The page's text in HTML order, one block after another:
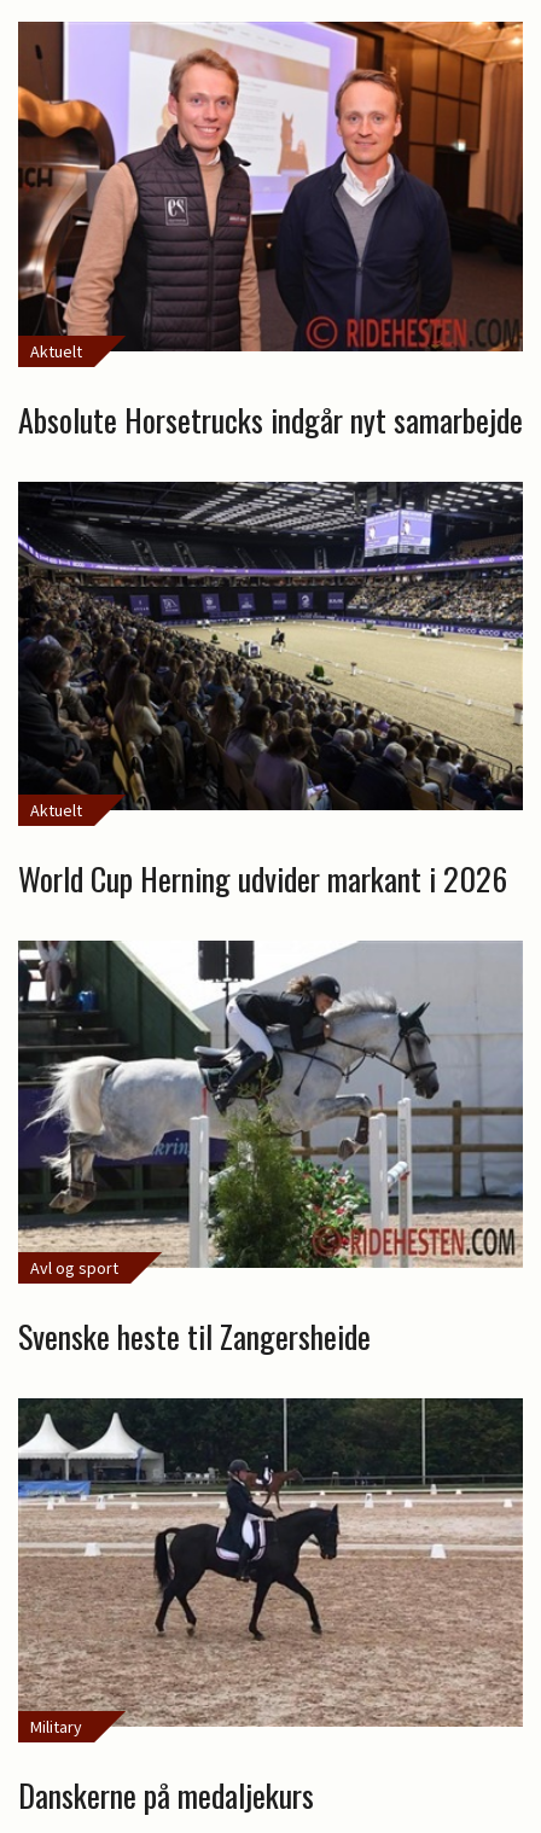
Aktuelt
Absolute Horsetrucks indgår nyt samarbejde
Aktuelt
World Cup Herning udvider markant i 2026
Avl og sport
Svenske heste til Zangersheide
Military
Danskerne på medaljekurs